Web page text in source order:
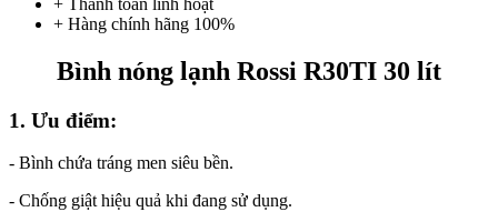
+ Thanh toán linh hoạt
+ Hàng chính hãng 100%
Bình nóng lạnh Rossi R30TI 30 lít
1. Ưu điểm:
- Bình chứa tráng men siêu bền.
- Chống giật hiệu quả khi đang sử dụng.